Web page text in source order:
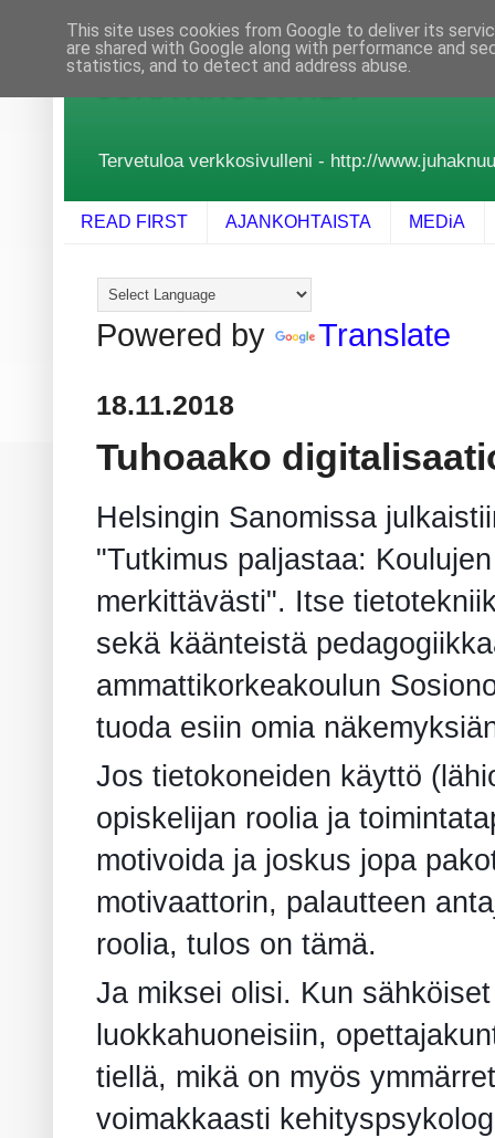
JUHA KNUUTTILA
Tervetuloa verkkosivulleni - http://
READ FIRST AJANKOHTAISTA MEDiA
Powered by Translate
18.11.2018
Tuhoaako
Helsingin Sanomissa
"Tutkimus paljastaa:
merkittävästi". Itse
sekä käänteistä
ammattikorkeakoulun
tuoda esiin omia
Jos tietokoneiden käyttö
opiskelijan roolia ja
motivoida ja joskus jopa
motivaattorin, palautteen
roolia, tulos on tämä.
Ja miksei olisi. Kun
luokkahuoneisiin,
tiellä, mikä on myös
voimakkaasti
This site uses cookies from Google to deliver its
are shared with Google along with performance and
statistics, and to detect and address abuse.